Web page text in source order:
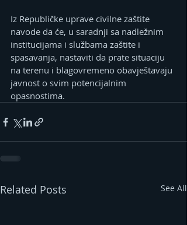
Iz Republičke uprave civilne zaštite
navode da će, u saradnji sa nadležnim
institucijama i službama zaštite i
spasavanja, nastaviti da prate situaciju
na terenu i blagovremeno obavještavaju
javnost o svim potencijalnim
opasnostima.
Related Posts See All